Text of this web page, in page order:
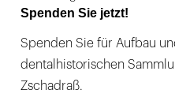
Spenden Sie jetzt!
Spenden Sie für Aufbau
dentalhistorischen
Zschadraß.